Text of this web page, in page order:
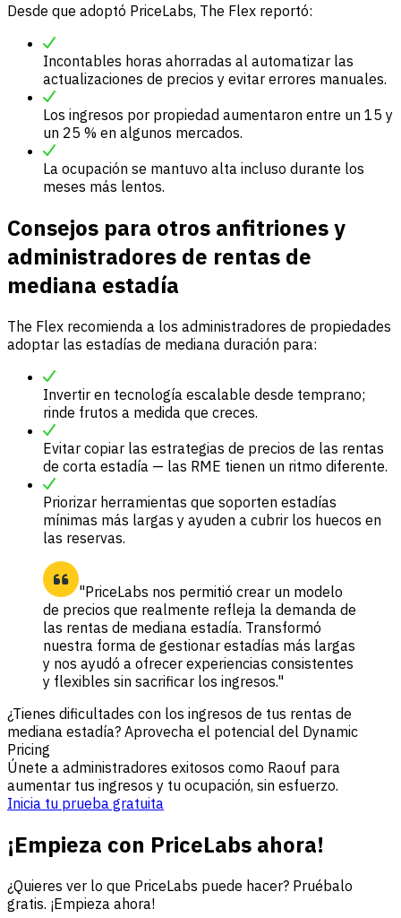
Desde que adoptó PriceLabs, The Flex reportó:
Incontables horas ahorradas al automatizar las
actualizaciones de precios y evitar errores manuales.
Los ingresos por propiedad aumentaron entre un 15 y
un 25 % en algunos mercados.
La ocupación se mantuvo alta incluso durante los
meses más lentos.
Consejos para otros anfitriones y
administradores de rentas de
mediana estadía
The Flex recomienda a los administradores de propiedades
adoptar las estadías de mediana duración para:
Invertir en tecnología escalable desde temprano;
rinde frutos a medida que creces.
Evitar copiar las estrategias de precios de las rentas
de corta estadía — las RME tienen un ritmo diferente.
Priorizar herramientas que soporten estadías
mínimas más largas y ayuden a cubrir los huecos en
las reservas.
"PriceLabs nos permitió crear un modelo
de precios que realmente refleja la demanda de
las rentas de mediana estadía. Transformó
nuestra forma de gestionar estadías más largas
y nos ayudó a ofrecer experiencias consistentes
y flexibles sin sacrificar los ingresos."
¿Tienes dificultades con los ingresos de tus rentas de
mediana estadía? Aprovecha el potencial del Dynamic
Pricing
Únete a administradores exitosos como Raouf para
aumentar tus ingresos y tu ocupación, sin esfuerzo.
Inicia tu prueba gratuita
¡Empieza con PriceLabs ahora!
¿Quieres ver lo que PriceLabs puede hacer? Pruébalo
gratis. ¡Empieza ahora!